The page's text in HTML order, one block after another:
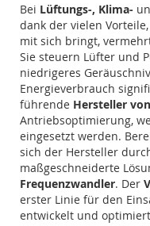
Bei Lüftungs-, Klima-
dank der vielen
mit sich bringt,
Sie steuern Lüfter und
niedrigeres
Energieverbrauch
führende Hersteller
Antriebsoptimierung,
eingesetzt werden.
sich der Hersteller
maßgeschneiderte
Frequenzwandler. Der
erster Linie für den
entwickelt und